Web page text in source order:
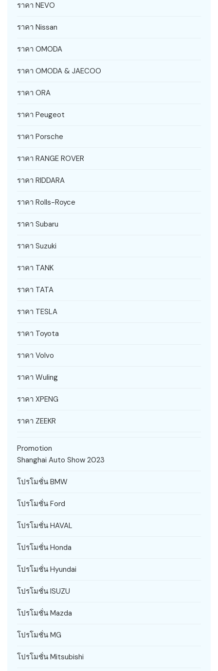
ราคา NEVO
ราคา Nissan
ราคา OMODA
ราคา OMODA & JAECOO
ราคา ORA
ราคา Peugeot
ราคา Porsche
ราคา RANGE ROVER
ราคา RIDDARA
ราคา Rolls-Royce
ราคา Subaru
ราคา Suzuki
ราคา TANK
ราคา TATA
ราคา TESLA
ราคา Toyota
ราคา Volvo
ราคา Wuling
ราคา XPENG
ราคา ZEEKR
Promotion
Shanghai Auto Show 2023
โปรโมชั่น BMW
โปรโมชั่น Ford
โปรโมชั่น HAVAL
โปรโมชั่น Honda
โปรโมชั่น Hyundai
โปรโมชั่น ISUZU
โปรโมชั่น Mazda
โปรโมชั่น MG
โปรโมชั่น Mitsubishi